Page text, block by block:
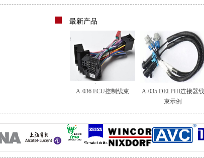
最新产品
A-036 ECU控制线束
A-035 DELPHI连接器线
束示例